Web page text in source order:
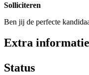
Solliciteren
Ben jij de perfecte
Extra informatie
Status